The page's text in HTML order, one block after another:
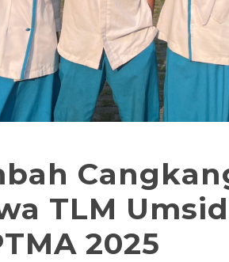
TLM
2025